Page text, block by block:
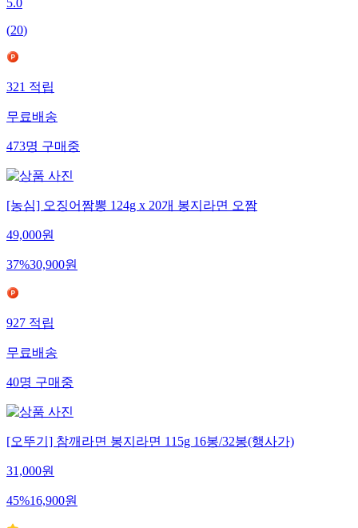
5.0
(20)
321적립
무료배송
473명구매중
[농심] 오징어짬뽕 124g x 20개 봉지라면 오짬
49,000원
37%30,900원
927적립
무료배송
40명구매중
[오뚜기] 참깨라면 봉지라면 115g 16봉/32봉(행사가)
31,000원
45%16,900원